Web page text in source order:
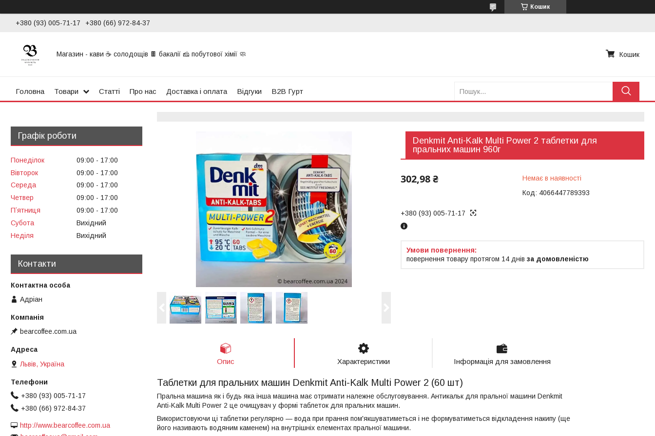
Кошик
+380 (93) 005-71-17 +380 (66) 972-84-37
Магазин - кави ☕ солодощів 🍫 бакалії 🧀 побутової хімії 🧼 Кошик
Головна Товари Статті Про нас Доставка і оплата Відгуки B2B Гурт
Denkmit Anti-Kalk Multi Power 2 таблетки для
пральних машин 960г
302,98 ₴
Немає в наявності
Код: 4066447789393
+380 (93) 005-71-17
повернення товару протягом 14 днів за домовленістю
Опис Характеристики Інформація для замовлення
Таблетки для пральних машин Denkmit Anti-Kalk Multi Power 2 (60 шт)
Пральна машина як і будь яка інша машина має отримати належне обслуговування. Антикальк для пральної машини Denkmit
Anti-Kalk Multi Power 2 це очищувач у формі таблеток для пральних машин.
Використовуючи ці таблетки регулярно — вода при прання пом'якшуватиметься і не формуватиметься відкладення накипу (ще
його називають водяним каменем) на внутрішніх елементах пральної машини.
Графік роботи
Понеділок 09:00
17:00
Вівторок
09:00
17:00
Середа
09:00
17:00
Четвер
09:00
17:00
Пʼятниця
09:00
17:00
Субота
Вихідний
Неділя
Вихідний
Контакти
Адріан
bearcoffee.com.ua
Львів, Україна
+380 (93) 005-71-17
+380 (66) 972-84-37
http://www.bearcoffee.com.ua